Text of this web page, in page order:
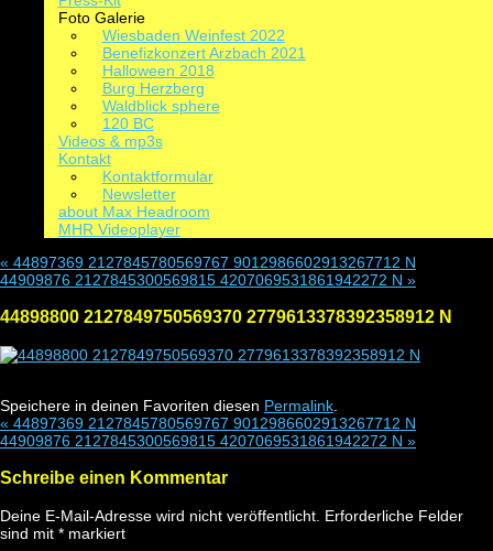
Foto Galerie
Wiesbaden Weinfest 2022
Benefizkonzert Arzbach 2021
Halloween 2018
Burg Herzberg
Waldblick sphere
120 BC
Videos & mp3s
Kontakt
Kontaktformular
Newsletter
about Max Headroom
MHR Videoplayer
« 44897369 2127845780569767 9012986602913267712 N
44909876 2127845300569815 4207069531861942272 N »
44898800 2127849750569370 2779613378392358912 N
Speichere in deinen Favoriten diesen Permalink
« 44897369 2127845780569767 9012986602913267712 N
44909876 2127845300569815 4207069531861942272 N »
Schreibe einen Kommentar
Deine E-Mail-Adresse wird nicht veröffentlicht. Erforderliche Felder
sind mit * markiert